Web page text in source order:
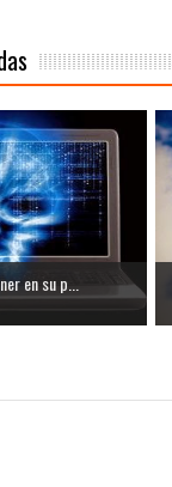
en su p...